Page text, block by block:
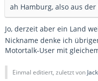
ah Hamburg, also aus der
Jo, derzeit aber ein Land
Nickname denke ich
Motortalk-User mit
Einmal editiert, zuletzt von